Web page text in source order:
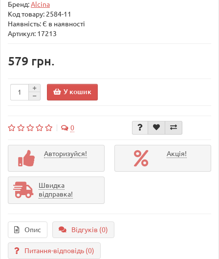
Бренд:Alcina
Код товару: 2584-11
Наявність: Є в наявності
Артикул: 17213
579 грн.
У кошик
0
Авторизуйся! Акція!
Швидка
відправка!
Опис Відгуків (0)
Питання-відповідь (0)